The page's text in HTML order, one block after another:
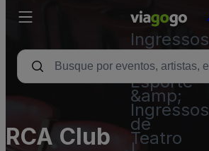
Ingressos
-
Show,
Esporte
&amp;
Ingressos
de
Teatro
RCA Club